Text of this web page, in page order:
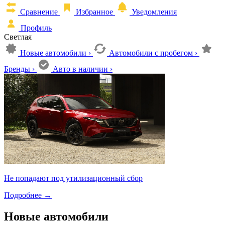
Сравнение
Избранное
Уведомления
Профиль
Светлая
Новые автомобили › Автомобили с пробегом ›
Бренды › Авто в наличии ›
Не попадают под утилизационный сбор
Подробнее →
Новые автомобили